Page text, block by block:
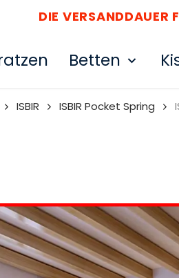
DIE VERSANDDAUER
Betten
ISBIR ISBIR Pocket Spring